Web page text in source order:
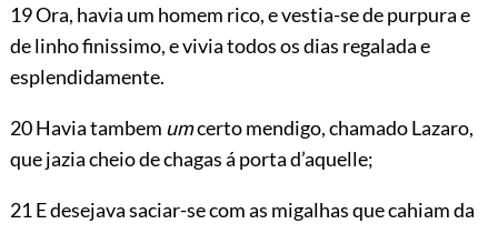
19 Ora, havia um homem rico, e vestia-se de purpura e
de linho finissimo, e vivia todos os dias regalada e
esplendidamente.
20 Havia tambem umcerto mendigo, chamado Lazaro,
que jazia cheio de chagas á porta d’aquelle;
21 E desejava saciar-se com as migalhas que cahiam da